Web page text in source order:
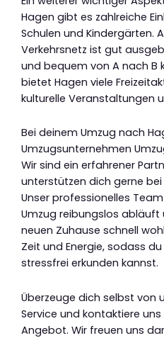
Hagen gibt es zahlreiche
Schulen und Kindergärten.
Verkehrsnetz ist gut
und bequem von A nach B
bietet Hagen viele
kulturelle Veranstaltungen
Bei deinem Umzug nach
Umzugsunternehmen
Wir sind ein erfahrener
unterstützen dich gerne
Unser professionelles
Umzug reibungslos abläuft
neuen Zuhause schnell
Zeit und Energie, sodass
stressfrei erkunden kannst.
Überzeuge dich selbst von
Service und kontaktiere
Angebot. Wir freuen uns